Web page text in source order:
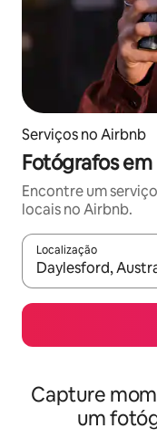
Serviços no Airbnb
Fotógrafos
Encontre um
locais no Airbnb.
Localização
Quando os
Capture
um